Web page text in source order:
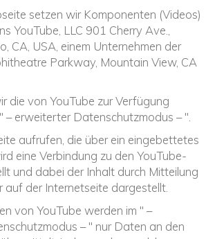
setzen wir Komponenten (Videos)
YouTube, LLC 901 Cherry Ave.,
CA, USA, einem Unternehmen der
Parkway, Mountain View, CA
die von YouTube zur Verfügung
– erweiterter Datenschutzmodus – ".
aufrufen, die über ein eingebettetes
eine Verbindung zu den YouTube-
und dabei der Inhalt durch Mitteilung
auf der Internetseite dargestellt.
von YouTube werden im " –
– " nur Daten an den